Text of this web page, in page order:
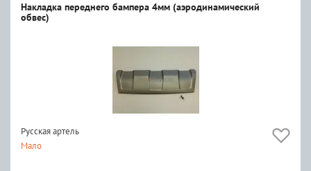
Накладка переднего бампера 4мм (аэродинамический
обвес)
Русская артель
Мало